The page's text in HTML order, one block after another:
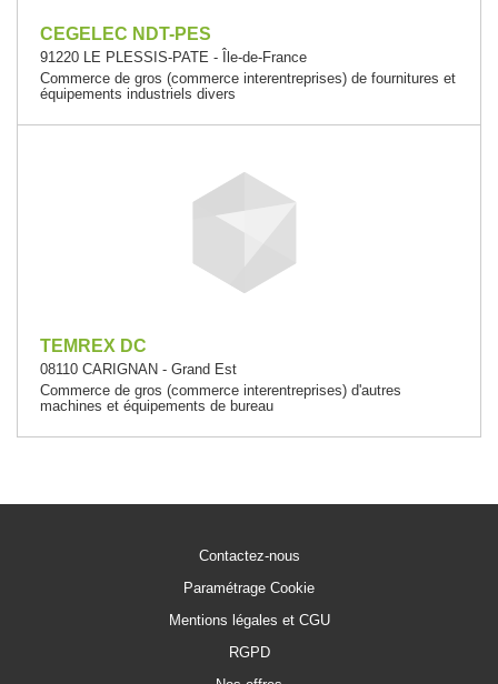
CEGELEC NDT-PES
91220 LE PLESSIS-PATE - Île-de-France
Commerce de gros (commerce interentreprises) de fournitures et
équipements industriels divers
TEMREX DC
08110 CARIGNAN - Grand Est
Commerce de gros (commerce interentreprises) d'autres
machines et équipements de bureau
Contactez-nous
Paramétrage Cookie
Mentions légales et CGU
RGPD